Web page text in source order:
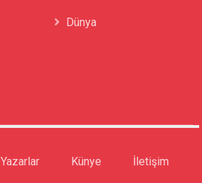
Dünya
Yazarlar Künye İletişim